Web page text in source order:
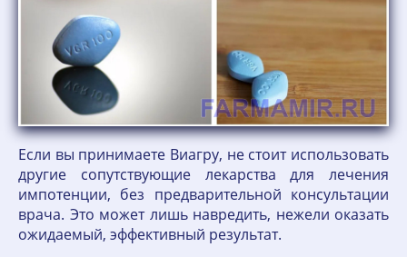
Если вы принимаете Виагру, не стоит использовать
другие сопутствующие лекарства для лечения
импотенции, без предварительной консультации
врача. Это может лишь навредить, нежели оказать
ожидаемый, эффективный результат.